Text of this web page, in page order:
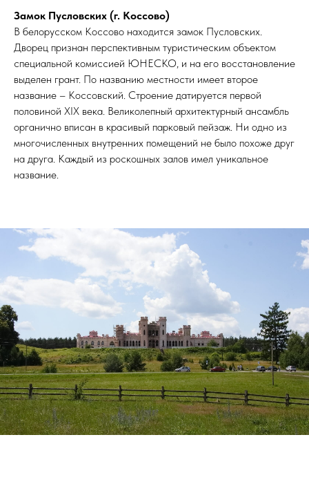
Замок Пусловских (г. Коссово)
В белорусском Коссово находится замок Пусловских.
Дворец признан перспективным туристическим объектом
специальной комиссией ЮНЕСКО, и на его восстановление
выделен грант. По названию местности имеет второе
название – Коссовский. Строение датируется первой
половиной XIX века. Великолепный архитектурный ансамбль
органично вписан в красивый парковый пейзаж. Ни одно из
многочисленных внутренних помещений не было похоже друг
на друга. Каждый из роскошных залов имел уникальное
название.